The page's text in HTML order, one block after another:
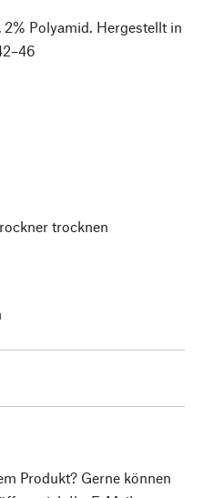
Polyamid. Hergestellt in
trocknen
Produkt? Gerne können